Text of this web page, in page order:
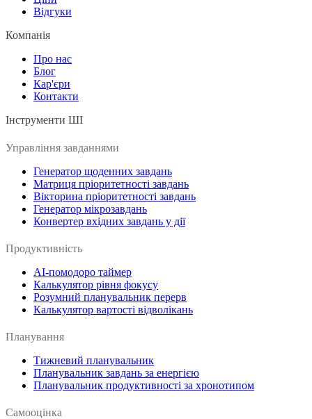
Відгуки
Компанія
Про нас
Блог
Кар'єри
Контакти
Інструменти ШІ
Управління завданнями
Генератор щоденних завдань
Матриця пріоритетності завдань
Вікторина пріоритетності завдань
Генератор мікрозавдань
Конвертер вхідних завдань у дії
Продуктивність
AI-помодоро таймер
Калькулятор рівня фокусу
Розумний планувальник перерв
Калькулятор вартості відволікань
Планування
Тижневий планувальник
Планувальник завдань за енергією
Планувальник продуктивності за хронотипом
Самооцінка